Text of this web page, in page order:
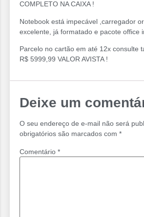
COMPLETO NA CAIXA !
Notebook está impecável ,carregador
excelente, já formatado e pacote office
Parcelo no cartão em até 12x consulte
R$ 5999,99 VALOR AVISTA !
Deixe um
O seu endereço de e-mail não será
obrigatórios são marcados com *
Comentário *